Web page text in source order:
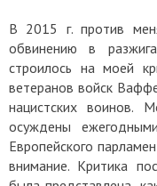
В 2015 г. против
обвинению в
строилось на моей
ветеранов войск
нацистских воинов.
осуждены
Европейского
внимание. Критика